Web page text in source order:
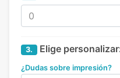
3. Elige
¿Dudas sobre impresión?